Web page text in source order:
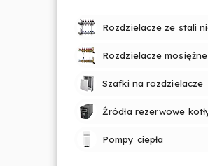
Rozdzielacze mosiężne
Szafki na rozdzielacze
Pompy ciepła